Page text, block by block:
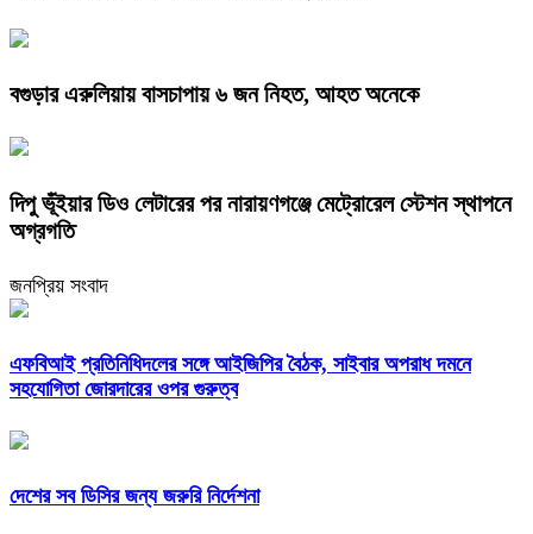
বগুড়ার এরুলিয়ায় বাসচাপায় ৬ জন নিহত, আহত অনেকে
দিপু ভূঁইয়ার ডিও লেটারের পর নারায়ণগঞ্জে মেট্রোরেল স্টেশন স্থাপনে
অগ্রগতি
জনপ্রিয় সংবাদ
এফবিআই প্রতিনিধিদলের সঙ্গে আইজিপির বৈঠক, সাইবার অপরাধ দমনে
সহযোগিতা জোরদারের ওপর গুরুত্ব
দেশের সব ডিসির জন্য জরুরি নির্দেশনা